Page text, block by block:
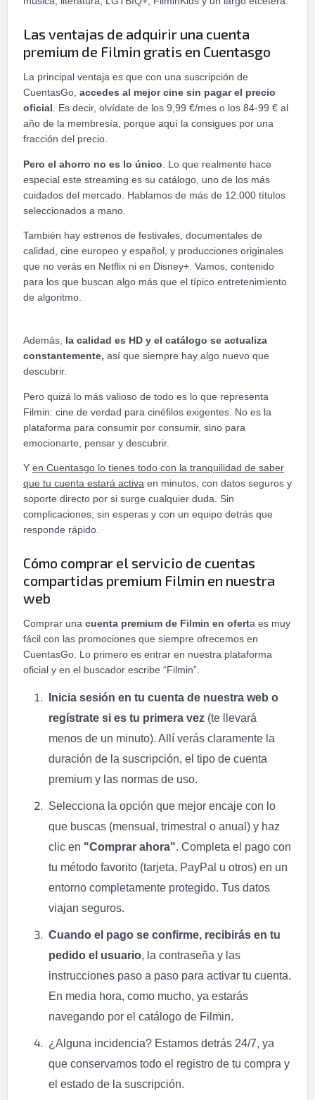
Las ventajas de adquirir una cuenta
premium de Filmin gratis en Cuentasgo
La principal ventaja es que con una suscripción de
CuentasGo, accedes al mejor cine sin pagar el precio
oficial. Es decir, olvídate de los 9,99 €/mes o los 84-99 € al
año de la membresía, porque aquí la consigues por una
fracción del precio.
Pero el ahorro no es lo único . Lo que realmente hace
especial este streaming es su catálogo, uno de los más
cuidados del mercado. Hablamos de más de 12.000 títulos
seleccionados a mano.
También hay estrenos de festivales, documentales de
calidad, cine europeo y español, y producciones originales
que no verás en Netflix ni en Disney+. Vamos, contenido
para los que buscan algo más que el típico entretenimiento
de algoritmo.
Además, la calidad es HD y el catálogo se actualiza
constantemente, así que siempre hay algo nuevo que
descubrir.
Pero quizá lo más valioso de todo es lo que representa
Filmin: cine de verdad para cinéfilos exigentes. No es la
plataforma para consumir por consumir, sino para
emocionarte, pensar y descubrir.
Y en Cuentasgo lo tienes todo con la tranquilidad de saber
que tu cuenta estará activa en minutos, con datos seguros y
soporte directo por si surge cualquier duda. Sin
complicaciones, sin esperas y con un equipo detrás que
responde rápido.
Cómo comprar el servicio de cuentas
compartidas premium Filmin en nuestra
web
Comprar una cuenta premium de Filmin en oferta es muy
fácil con las promociones que siempre ofrecemos en
CuentasGo. Lo primero es entrar en nuestra plataforma
oficial y en el buscador escribe “Filmin”.
Inicia sesión en tu cuenta de nuestra web o
regístrate si es tu primera vez (te llevará
menos de un minuto). Allí verás claramente la
duración de la suscripción, el tipo de cuenta
premium y las normas de uso.
Selecciona la opción que mejor encaje con lo
que buscas (mensual, trimestral o anual) y haz
clic en "Comprar ahora". Completa el pago con
tu método favorito (tarjeta, PayPal u otros) en un
entorno completamente protegido. Tus datos
viajan seguros.
Cuando el pago se confirme, recibirás en tu
pedido el usuario, la contraseña y las
instrucciones paso a paso para activar tu cuenta.
En media hora, como mucho, ya estarás
navegando por el catálogo de Filmin.
¿Alguna incidencia? Estamos detrás 24/7, ya
que conservamos todo el registro de tu compra y
el estado de la suscripción.